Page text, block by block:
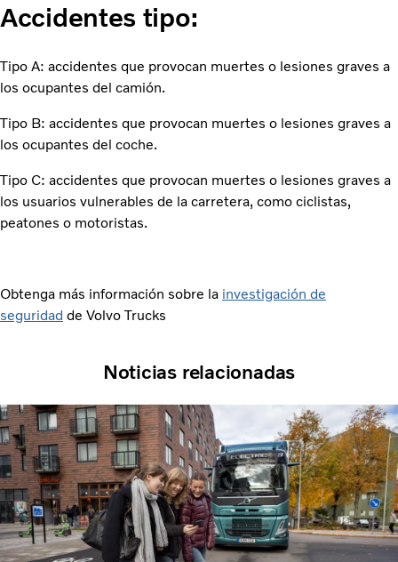
Accidentes tipo:
Tipo A: accidentes que provocan muertes o lesiones graves a
los ocupantes del camión.
Tipo B: accidentes que provocan muertes o lesiones graves a
los ocupantes del coche.
Tipo C: accidentes que provocan muertes o lesiones graves a
los usuarios vulnerables de la carretera, como ciclistas,
peatones o motoristas.
Obtenga más información sobre la investigación de
seguridad de Volvo Trucks
Noticias relacionadas